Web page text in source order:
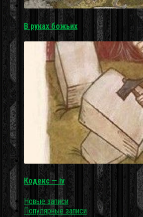
В руках божьих
Кодекс — iv
Новые записи
Популярные записи